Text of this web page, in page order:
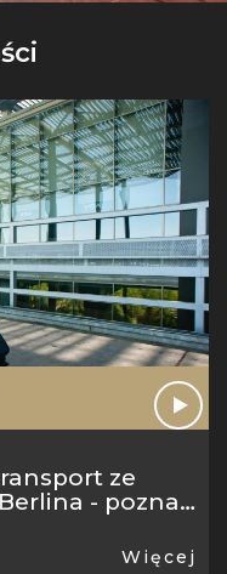
ze
- poznaj
Więcej